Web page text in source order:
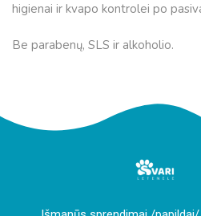
higienai ir kvapo kontrolei po
Be parabenų, SLS ir alkoholio.